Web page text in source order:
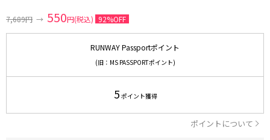
7,689円 → 550円(税込) 92%OFF
RUNWAY Passportポイント
(旧：MS PASSPORTポイント)
5 ポイント獲得
ポイントについて